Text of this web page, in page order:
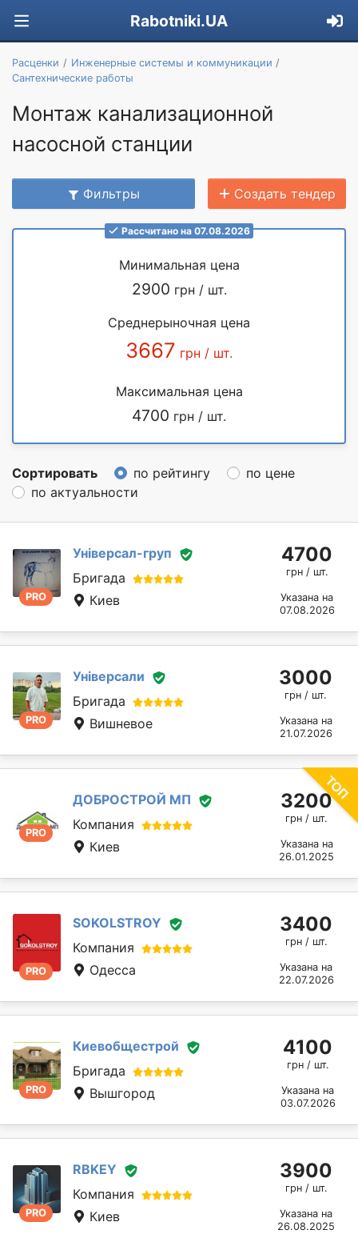
Rabotniki.UA
Расценки
Инженерные системы и коммуникации
Сантехнические работы
Монтаж канализационной
насосной станции
Фильтры Создать тендер
Рассчитано на 07.08.2026
Минимальная цена
2900 грн / шт.
Среднерыночная цена
3667 грн / шт.
Максимальная цена
4700 грн / шт.
Сортировать по рейтингу
по цене
по актуальности
PRO
Універсал-груп
Бригада
Киев
4700
грн / шт.
Указана на
07.08.2026
PRO
Універсали
Бригада
Вишневое
3000
грн / шт.
Указана на
21.07.2026
PRO
ДОБРОСТРОЙ МП
Компания
Киев
3200
грн / шт.
Указана на
26.01.2025
PRO
SOKOLSTROY
Компания
Одесса
3400
грн / шт.
Указана на
22.07.2026
PRO
Киевобщестрой
Бригада
Вышгород
4100
грн / шт.
Указана на
03.07.2026
PRO
RBKEY
Компания
Киев
3900
грн / шт.
Указана на
26.08.2025